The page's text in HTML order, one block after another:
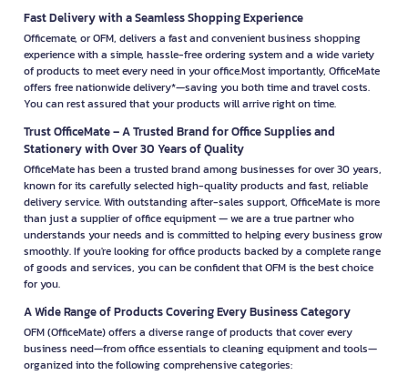
Fast Delivery with a Seamless Shopping Experience
Officemate, or OFM, delivers a fast and convenient business shopping
experience with a simple, hassle-free ordering system and a wide variety
of products to meet every need in your office.Most importantly, OfficeMate
offers free nationwide delivery*—saving you both time and travel costs.
You can rest assured that your products will arrive right on time.
Trust OfficeMate – A Trusted Brand for Office Supplies and
Stationery with Over 30 Years of Quality
OfficeMate has been a trusted brand among businesses for over 30 years,
known for its carefully selected high-quality products and fast, reliable
delivery service. With outstanding after-sales support, OfficeMate is more
than just a supplier of office equipment — we are a true partner who
understands your needs and is committed to helping every business grow
smoothly. If you're looking for office products backed by a complete range
of goods and services, you can be confident that OFM is the best choice
for you.
A Wide Range of Products Covering Every Business Category
OFM (OfficeMate) offers a diverse range of products that cover every
business need—from office essentials to cleaning equipment and tools—
organized into the following comprehensive categories: